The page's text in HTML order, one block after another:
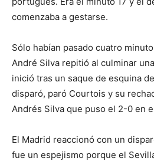
comenzaba a gestarse.
Sólo habían pasado cuatro
André Silva repitió al culminar
inició tras un saque de esquina
disparó, paró Courtois y su
Andrés Silva que puso el 2-0 en
El Madrid reaccionó con un
fue un espejismo porque el